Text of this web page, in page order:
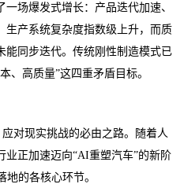
场爆发式增长：产品迭代加速、
生产系统复杂度指数级上升，而质
能同步迭代。传统刚性制造模式已
、高质量”这四重矛盾目标。
对现实挑战的必由之路。随着人
业正加速迈向“AI重塑汽车”的新阶
的各核心环节。